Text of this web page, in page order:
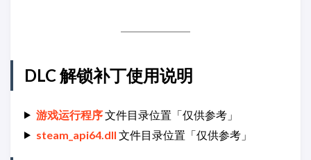
DLC 解锁补丁使用说明
游戏运行程序文件目录位置「仅供参考」
steam_api64.dll 文件目录位置「仅供参考」